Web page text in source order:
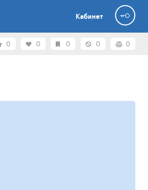
Кабинет
0 0 0 0 0